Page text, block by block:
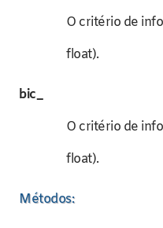
O critério de
float).
bic_
O critério de
float).
Métodos: